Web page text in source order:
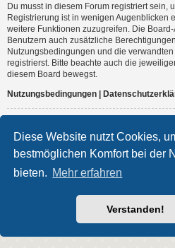
Diese Website nutzt Cookies,
bestmöglichen Komfort bei der
bieten. Mehr erfahren
Verstanden!
Du musst in diesem Forum registriert sein,
Registrierung ist in wenigen Augenblicken
weitere Funktionen zuzugreifen. Die
Benutzern auch zusätzliche
Nutzungsbedingungen und die
registrierst. Bitte beachte auch die
diesem Board bewegst.
Nutzungsbedingungen |
Foren-Übersicht
Deutsche Übersetzung